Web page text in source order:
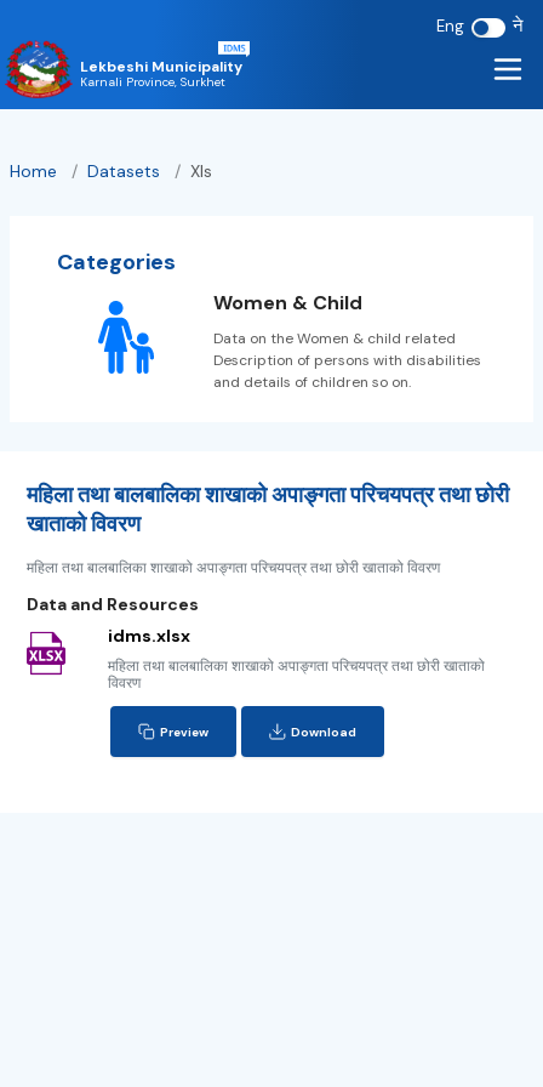
Eng ने
Lekbeshi Municipality
Karnali Province, Surkhet
Home / Datasets / Xls
Categories
Women & Child
Data on the Women & child related
Description of persons with disabilities
and details of children so on.
महिला तथा बालबालिका शाखाको अपाङ्गता परिचयपत्र तथा छोरी
खाताको विवरण
महिला तथा बालबालिका शाखाको अपाङ्गता परिचयपत्र तथा छोरी खाताको विवरण
Data and Resources
idms.xlsx
महिला तथा बालबालिका शाखाको अपाङ्गता परिचयपत्र तथा छोरी खाताको
विवरण
Preview Download